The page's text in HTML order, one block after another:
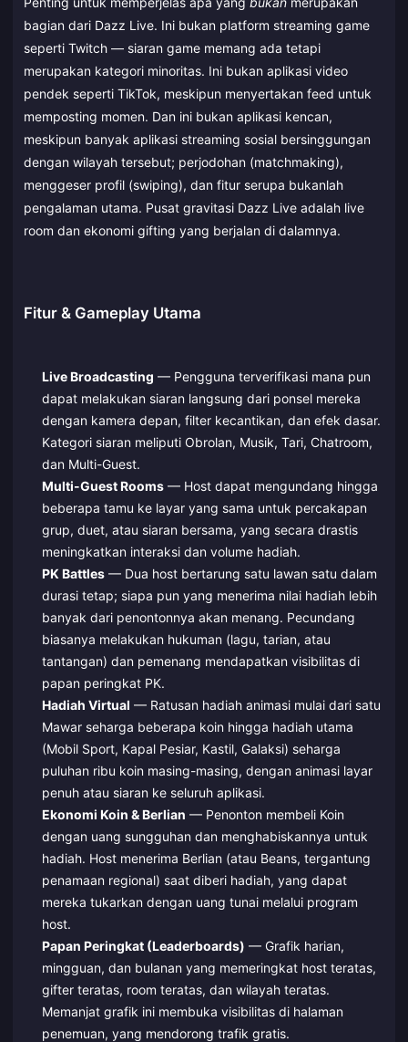
bagian dari Dazz Live. Ini bukan platform streaming game
seperti Twitch — siaran game memang ada tetapi
merupakan kategori minoritas. Ini bukan aplikasi video
pendek seperti TikTok, meskipun menyertakan feed untuk
memposting momen. Dan ini bukan aplikasi kencan,
meskipun banyak aplikasi streaming sosial bersinggungan
dengan wilayah tersebut; perjodohan (matchmaking),
menggeser profil (swiping), dan fitur serupa bukanlah
pengalaman utama. Pusat gravitasi Dazz Live adalah live
room dan ekonomi gifting yang berjalan di dalamnya.
Fitur & Gameplay Utama
Live Broadcasting — Pengguna terverifikasi mana pun
dapat melakukan siaran langsung dari ponsel mereka
dengan kamera depan, filter kecantikan, dan efek dasar.
Kategori siaran meliputi Obrolan, Musik, Tari, Chatroom,
dan Multi-Guest.
Multi-Guest Rooms— Host dapat mengundang hingga
beberapa tamu ke layar yang sama untuk percakapan
grup, duet, atau siaran bersama, yang secara drastis
meningkatkan interaksi dan volume hadiah.
PK Battles— Dua host bertarung satu lawan satu dalam
durasi tetap; siapa pun yang menerima nilai hadiah lebih
banyak dari penontonnya akan menang. Pecundang
biasanya melakukan hukuman (lagu, tarian, atau
tantangan) dan pemenang mendapatkan visibilitas di
papan peringkat PK.
Hadiah Virtual — Ratusan hadiah animasi mulai dari satu
Mawar seharga beberapa koin hingga hadiah utama
(Mobil Sport, Kapal Pesiar, Kastil, Galaksi) seharga
puluhan ribu koin masing-masing, dengan animasi layar
penuh atau siaran ke seluruh aplikasi.
Ekonomi Koin & Berlian — Penonton membeli Koin
dengan uang sungguhan dan menghabiskannya untuk
hadiah. Host menerima Berlian (atau Beans, tergantung
penamaan regional) saat diberi hadiah, yang dapat
mereka tukarkan dengan uang tunai melalui program
host.
Papan Peringkat (Leaderboards) — Grafik harian,
mingguan, dan bulanan yang memeringkat host teratas,
gifter teratas, room teratas, dan wilayah teratas.
Memanjat grafik ini membuka visibilitas di halaman
penemuan, yang mendorong trafik gratis.